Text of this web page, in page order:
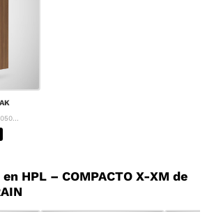
HPL – COMPACTO X-XM de